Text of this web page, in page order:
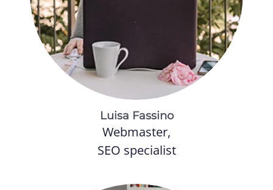
Luisa Fassino
Webmaster,
SEO specialist